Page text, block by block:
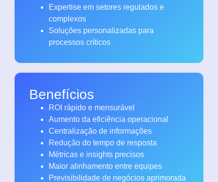
Expertise em setores regulados e
complexos
Soluções personalizadas para
processos críticos
Benefícios
ROI rápido e mensurável
Aumento da eficiência operacional
Centralização de informações
Redução do tempo de resposta
Métricas e insights precisos
Maior alinhamento entre equipes
Previsibilidade de negócios aprimorada